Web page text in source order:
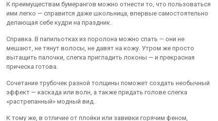
К преимуществам бумерангов можно отнести то, что пользоваться
ими легко — справится даже школьница, впервые самостоятельно
делающая себе кудри на праздник.
Справка. В папильотках из поролона можно спать — они не
мешают, не тянут волосы, не давят на кожу. Утром же просто
вытащить палочки, слегка пригладить локоны — и прекрасная
прическа готова.
Сочетание трубочек разной толщины поможет создать необычный
эффект — каскада или волн, а также придать голове слегка
«растрепанный» модный вид.
К тому же, в отличие от плойки или завивки горячим феном,